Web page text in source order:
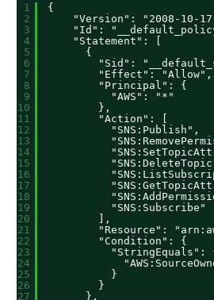
1
2
3
4
5
6
7
8
9
10
11
12
13
14
15
16
17
18
19
20
21
22
23
24
25
26
27
{
"Version": "2008-10-
"Id":
"Statement": [
{
"Sid":
"Effect": "Allow",
"Principal": {
"AWS": "*"
},
"Action": [
"SNS:Publish",
"SNS:Subscribe"
],
"Resource":
"Condition": {
"StringEquals":
}
}
},